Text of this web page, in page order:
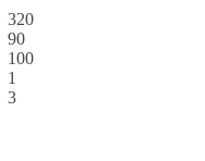
320
90
100
1
3